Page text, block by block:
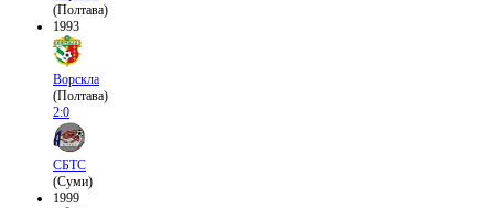
(Полтава)
1993
Ворскла
(Полтава)
2:0
СБТС
(Суми)
1999